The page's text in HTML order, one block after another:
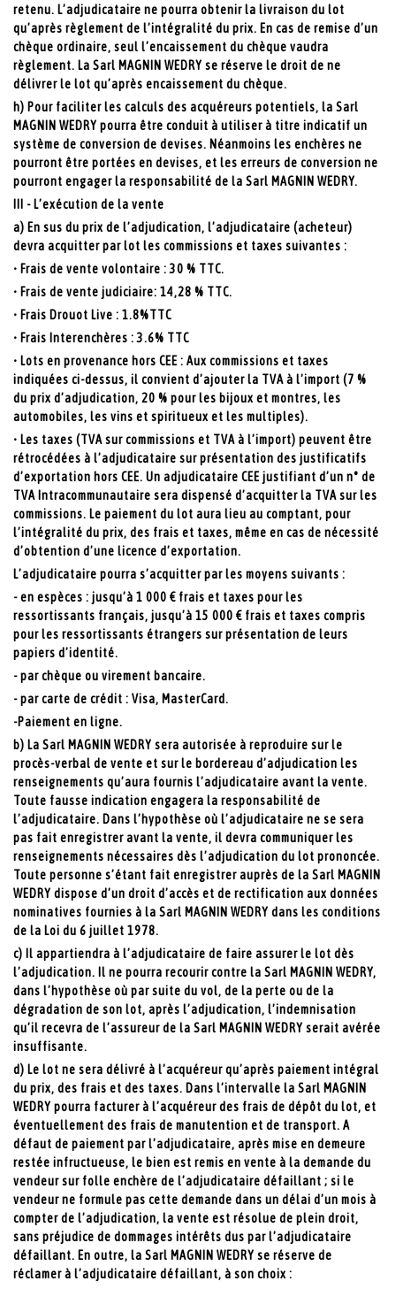
retenu. L’adjudicataire ne pourra obtenir la livraison du lot
qu’après règlement de l’intégralité du prix. En cas de remise d’un
chèque ordinaire, seul l’encaissement du chèque vaudra
règlement. La Sarl MAGNIN WEDRY se réserve le droit de ne
délivrer le lot qu’après encaissement du chèque.
h) Pour faciliter les calculs des acquéreurs potentiels, la Sarl
MAGNIN WEDRY pourra être conduit à utiliser à titre indicatif un
système de conversion de devises. Néanmoins les enchères ne
pourront être portées en devises, et les erreurs de conversion ne
pourront engager la responsabilité de la Sarl MAGNIN WEDRY.
III - L’exécution de la vente
a) En sus du prix de l’adjudication, l’adjudicataire (acheteur)
devra acquitter par lot les commissions et taxes suivantes :
• Frais de vente volontaire : 30 % TTC.
• Frais de vente judiciaire: 14,28 % TTC.
• Frais Drouot Live : 1.8%TTC
• Frais Interenchères : 3.6% TTC
• Lots en provenance hors CEE : Aux commissions et taxes
indiquées ci-dessus, il convient d’ajouter la TVA à l’import (7 %
du prix d’adjudication, 20 % pour les bijoux et montres, les
automobiles, les vins et spiritueux et les multiples).
• Les taxes (TVA sur commissions et TVA à l’import) peuvent être
rétrocédées à l’adjudicataire sur présentation des justificatifs
d’exportation hors CEE. Un adjudicataire CEE justifiant d’un n° de
TVA Intracommunautaire sera dispensé d’acquitter la TVA sur les
commissions. Le paiement du lot aura lieu au comptant, pour
l’intégralité du prix, des frais et taxes, même en cas de nécessité
d’obtention d’une licence d’exportation.
L’adjudicataire pourra s’acquitter par les moyens suivants :
- en espèces : jusqu’à 1 000 € frais et taxes pour les
ressortissants français, jusqu’à 15 000 € frais et taxes compris
pour les ressortissants étrangers sur présentation de leurs
papiers d’identité.
- par chèque ou virement bancaire.
- par carte de crédit : Visa, MasterCard.
-Paiement en ligne.
b) La Sarl MAGNIN WEDRY sera autorisée à reproduire sur le
procès-verbal de vente et sur le bordereau d’adjudication les
renseignements qu’aura fournis l’adjudicataire avant la vente.
Toute fausse indication engagera la responsabilité de
l’adjudicataire. Dans l’hypothèse où l’adjudicataire ne se sera
pas fait enregistrer avant la vente, il devra communiquer les
renseignements nécessaires dès l’adjudication du lot prononcée.
Toute personne s’étant fait enregistrer auprès de la Sarl MAGNIN
WEDRY dispose d’un droit d’accès et de rectification aux données
nominatives fournies à la Sarl MAGNIN WEDRY dans les conditions
de la Loi du 6 juillet 1978.
c) Il appartiendra à l’adjudicataire de faire assurer le lot dès
l’adjudication. Il ne pourra recourir contre la Sarl MAGNIN WEDRY,
dans l’hypothèse où par suite du vol, de la perte ou de la
dégradation de son lot, après l’adjudication, l’indemnisation
qu’il recevra de l’assureur de la Sarl MAGNIN WEDRY serait avérée
insuffisante.
d) Le lot ne sera délivré à l’acquéreur qu’après paiement intégral
du prix, des frais et des taxes. Dans l’intervalle la Sarl MAGNIN
WEDRY pourra facturer à l’acquéreur des frais de dépôt du lot, et
éventuellement des frais de manutention et de transport. A
défaut de paiement par l’adjudicataire, après mise en demeure
restée infructueuse, le bien est remis en vente à la demande du
vendeur sur folle enchère de l’adjudicataire défaillant ; si le
vendeur ne formule pas cette demande dans un délai d’un mois à
compter de l’adjudication, la vente est résolue de plein droit,
sans préjudice de dommages intérêts dus par l’adjudicataire
défaillant. En outre, la Sarl MAGNIN WEDRY se réserve de
réclamer à l’adjudicataire défaillant, à son choix :